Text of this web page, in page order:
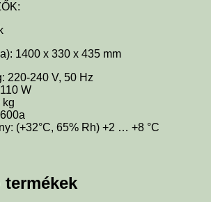
1400 x 330 x 435 mm
220-240 V, 50 Hz
W
kg
(+32°C, 65% Rh) +2 … +8 °C